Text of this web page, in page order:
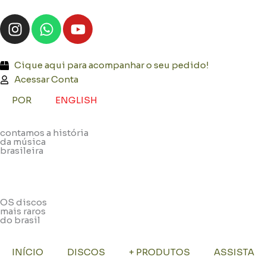
para
o
I
n
t
a
g
m
W
h
t
s
p
Y
o
t
u
b
Cique aqui para acompanhar o seu pedido!
Acessar Conta
POR
ENGLISH
contamos a história
da música
brasileira
OS discos
mais raros
do brasil
INÍCIO DISCOS + PRODUTOS ASSISTA